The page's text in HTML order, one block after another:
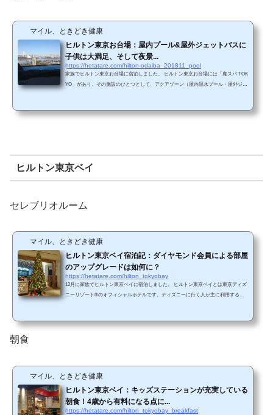
マイル、ときどき健康
ヒルトン東京お台場：屋内プール&屋外ジェットバスに
子供は大満足、そして夜景...
https://hetatare.com/hilton-odaiba_201811_pool
家族でヒルトン東京お台場に宿泊しました。 ヒルトン東京お台場には「庵スパ TOK
YO」があり、その施設のひとつとして、アクアゾーン（屋内温水プール・屋外ジェ
クイン後、夜ご飯後、朝食後の3回も入りました・・・。どんだけ気に入っただろう
ヒルトン東京ベイ
セレブリオルーム
マイル、ときどき健康
ヒルトン東京ベイ宿泊記：ダイヤモンド会員による部屋
のアップグレードは如何に？
https://hetatare.com/hilton_tokyobay
12月に家族でヒルトン東京ベイに宿泊しました。 ヒルトン東京ベイとは東京ディズ
ニーリゾート®のオフィシャルホテルです。ディズニーに行く人が主に利用するホ
ルまで約7分）。または、JR舞浜駅隣接のディズニーリゾートライン リゾートゲ
朝食
マイル、ときどき健康
ヒルトン東京ベイ：キッズステーションが充実している
朝食！4歳から有料になる点に...
https://hetatare.com/hilton_tokyobay_breakfast